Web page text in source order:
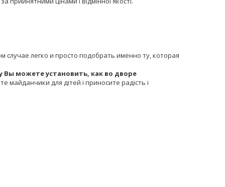
случае легко и просто подобрать именно ту, которая
можете установить, как во дворе
майданчики для дітей і приносите радість і